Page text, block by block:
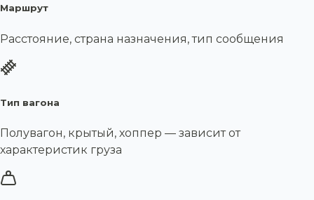
Маршрут
Расстояние, страна назначения, тип сообщения
Тип вагона
Полувагон, крытый, хоппер — зависит от
характеристик груза